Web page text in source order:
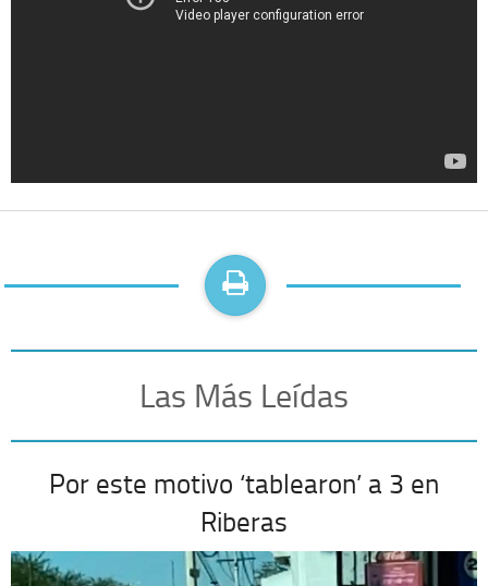
Las Más Leídas
Por este motivo ‘tablearon’ a 3 en
Riberas